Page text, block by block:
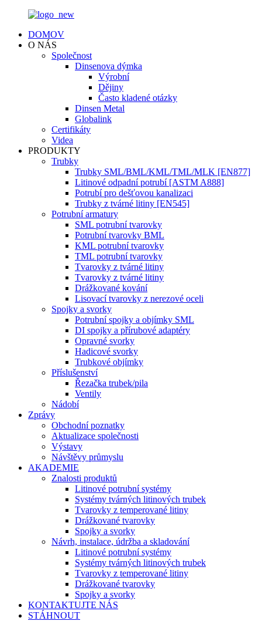
DOMOV
O NÁS
Společnost
Dinsenova dýmka
Výrobní
Dějiny
Často kladené otázky
Dinsen Metal
Globalink
Certifikáty
Videa
PRODUKTY
Trubky
Trubky SML/BML/KML/TML/MLK [EN877]
Litinové odpadní potrubí [ASTM A888]
Potrubí pro dešťovou kanalizaci
Trubky z tvárné litiny [EN545]
Potrubní armatury
SML potrubní tvarovky
Potrubní tvarovky BML
KML potrubní tvarovky
TML potrubní tvarovky
Tvarovky z tvárné litiny
Tvarovky z tvárné litiny
Drážkované kování
Lisovací tvarovky z nerezové oceli
Spojky a svorky
Potrubní spojky a objímky SML
DI spojky a přírubové adaptéry
Opravné svorky
Hadicové svorky
Trubkové objímky
Příslušenství
Řezačka trubek/pila
Ventily
Nádobí
Zprávy
Obchodní poznatky
Aktualizace společnosti
Výstavy
Návštěvy průmyslu
AKADEMIE
Znalosti produktů
Litinové potrubní systémy
Systémy tvárných litinových trubek
Tvarovky z temperované litiny
Drážkované tvarovky
Spojky a svorky
Návrh, instalace, údržba a skladování
Litinové potrubní systémy
Systémy tvárných litinových trubek
Tvarovky z temperované litiny
Drážkované tvarovky
Spojky a svorky
KONTAKTUJTE NÁS
STÁHNOUT